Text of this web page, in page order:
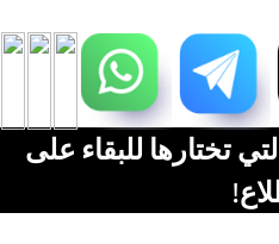
تختارها للبقاء على